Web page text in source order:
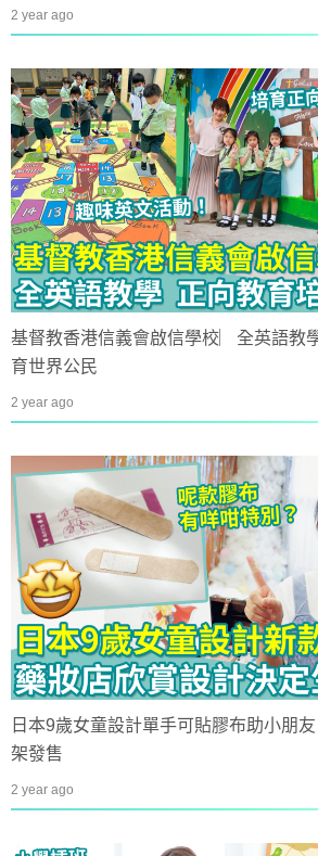
2 year ago
基督教香港信義會啟信學校︳全英語
育世界公民
2 year ago
日本9歲女童設計單手可貼膠布助小朋
架發售
2 year ago